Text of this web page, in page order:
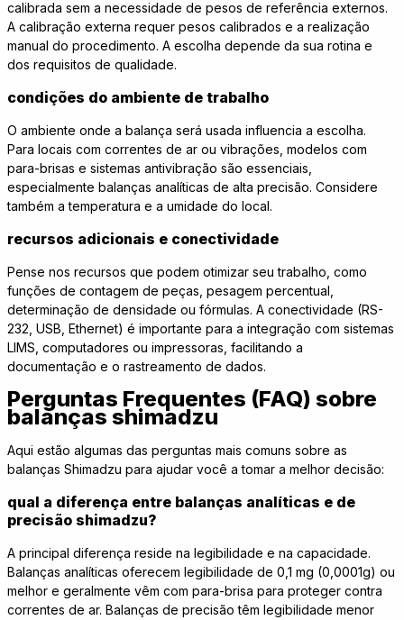
calibrada sem a necessidade de pesos de referência externos.
A calibração externa requer pesos calibrados e a realização
manual do procedimento. A escolha depende da sua rotina e
dos requisitos de qualidade.
condições do ambiente de trabalho
O ambiente onde a balança será usada influencia a escolha.
Para locais com correntes de ar ou vibrações, modelos com
para-brisas e sistemas antivibração são essenciais,
especialmente balanças analíticas de alta precisão. Considere
também a temperatura e a umidade do local.
recursos adicionais e conectividade
Pense nos recursos que podem otimizar seu trabalho, como
funções de contagem de peças, pesagem percentual,
determinação de densidade ou fórmulas. A conectividade (RS-
232, USB, Ethernet) é importante para a integração com sistemas
LIMS, computadores ou impressoras, facilitando a
documentação e o rastreamento de dados.
Perguntas Frequentes (FAQ) sobre
balanças shimadzu
Aqui estão algumas das perguntas mais comuns sobre as
balanças Shimadzu para ajudar você a tomar a melhor decisão:
qual a diferença entre balanças analíticas e de
precisão shimadzu?
A principal diferença reside na legibilidade e na capacidade.
Balanças analíticas oferecem legibilidade de 0,1 mg (0,0001g) ou
melhor e geralmente vêm com para-brisa para proteger contra
correntes de ar. Balanças de precisão têm legibilidade menor